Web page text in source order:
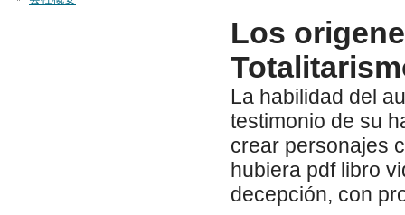
Los
La habilidad del
testimonio de su
crear personajes
hubiera pdf libro
decepción, con